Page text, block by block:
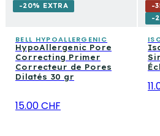
-20% EXTRA
BELL HYPOALLERGENIC
HypoAllergenic Pore
Correcting Primer
Correcteur de Pores
Dilatés 30 gr
15.00 CHF
-
-